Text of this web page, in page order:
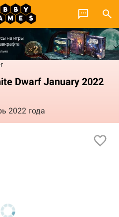
Dwarf January 2022
2022 года